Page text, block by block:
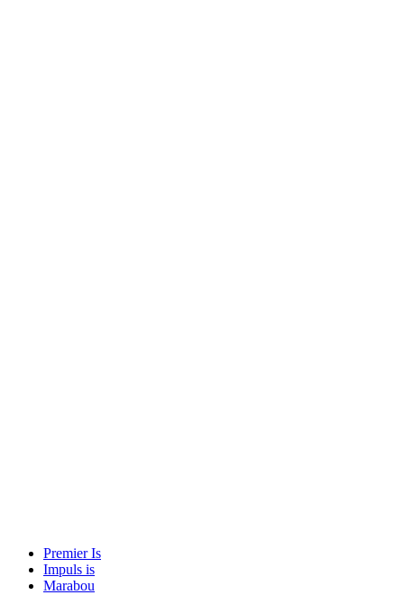
Premier Is
Impuls is
Marabou